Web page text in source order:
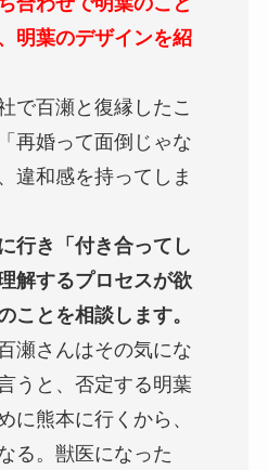
明葉のデザインを紹
で百瀬と復縁したこ
再婚って面倒じゃな
違和感を持ってしま
行き「付き合ってし
解するプロセスが欲
ことを相談します。
瀬さんはその気にな
うと、否定する明葉
に熊本に行くから、
る。獣医になった